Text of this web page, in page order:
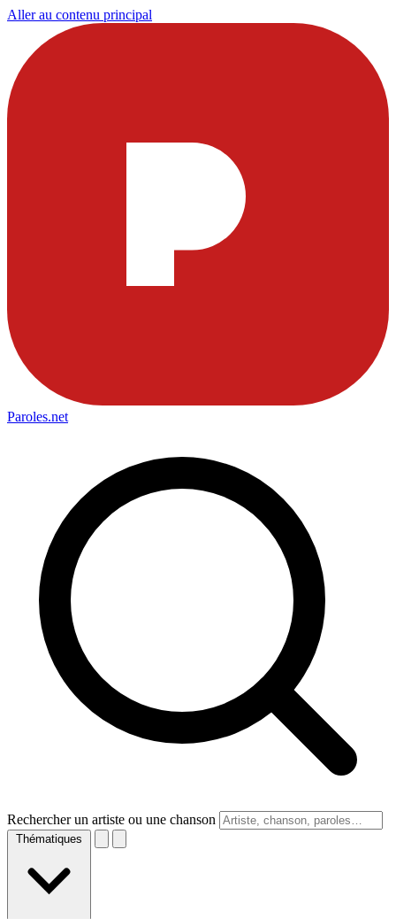
Aller au contenu principal
Paroles.net
Rechercher un artiste ou une chanson
Thématiques